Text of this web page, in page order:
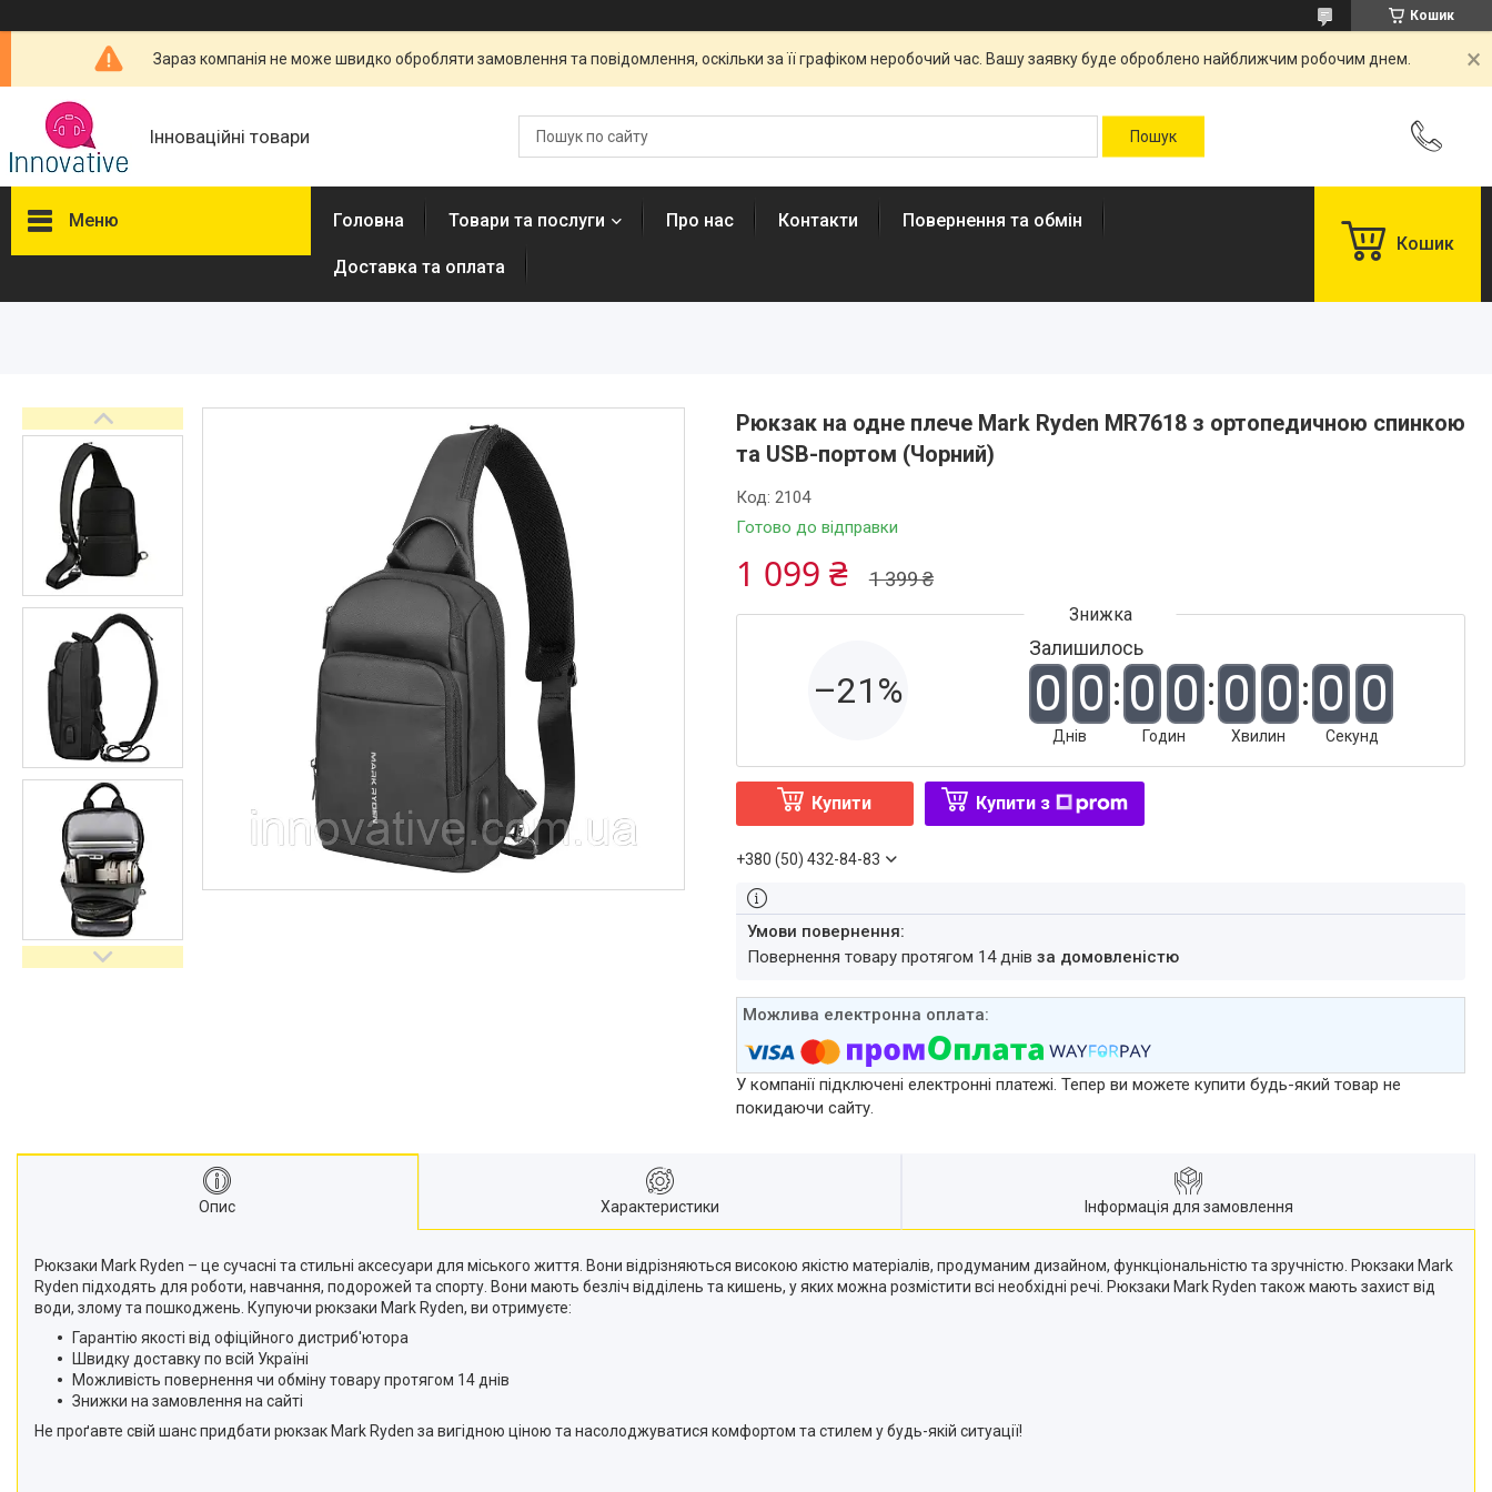
Кошик
Зараз компанія не може швидко обробляти замовлення та повідомлення, оскільки за її графіком неробочий час. Вашу заявку буде оброблено найближчим робочим днем.
Інноваційні товари
Меню
Доставка та оплата
Повернення та обмін
Головна Товари та послуги Про нас Контакти Повернення та обмін
Доставка та оплата
Кошик
Рюкзак на одне плече Mark Ryden MR7618 з ортопедичною спинкою
та USB-портом (Чорний)
Готово до відправки
Код: 2104
1 399 ₴
1 099 ₴
–21%
Залишилось
0 0
Днів
0 0
Годин
0 0
Хвилин
0 0
Секунд
Купити Купити з
+380 (50) 432-84-83
повернення товару протягом 14 днів за домовленістю
У компанії підключені електронні платежі. Тепер ви можете купити будь-який товар не
покидаючи сайту.
Опис Характеристики Інформація для замовлення
Рюкзаки Mark Ryden – це сучасні та стильні аксесуари для міського життя. Вони відрізняються високою якістю матеріалів, продуманим дизайном, функціональністю та зручністю. Рюкзаки Mark
Ryden підходять для роботи, навчання, подорожей та спорту. Вони мають безліч відділень та кишень, у яких можна розмістити всі необхідні речі. Рюкзаки Mark Ryden також мають захист від
води, злому та пошкоджень. Купуючи рюкзаки Mark Ryden, ви отримуєте:
Гарантію якості від офіційного дистриб'ютора
Швидку доставку по всій Україні
Можливість повернення чи обміну товару протягом 14 днів
Знижки на замовлення на сайті
Не проґавте свій шанс придбати рюкзак Mark Ryden за вигідною ціною та насолоджуватися комфортом та стилем у будь-якій ситуації!